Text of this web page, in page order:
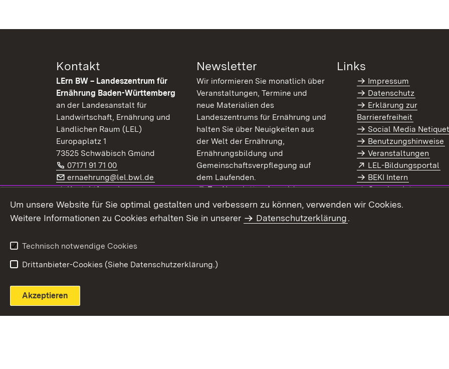
Kontakt
LErn BW – Landeszentrum für
Ernährung Baden-Württemberg
an der Landesanstalt für
Landwirtschaft, Ernährung und
Ländlichen Raum (LEL)
Europaplatz 1
73525 Schwäbisch Gmünd
Telefon:
07171 91 71 00 (Öffnet in neuem Fenster)
E-Mail:
ernaehrung@lel.bwl.de (Öffnet in neuem Fenster)
Kontaktformular
Extern:
LinkedIn (Öffnet in neuem Fenster)
Newsletter
Wir informieren Sie monatlich über
Veranstaltungen, Termine und
neue Materialien des
Landeszentrums für Ernährung und
halten Sie über Neuigkeiten aus
der Welt der Ernährung,
Ernährungsbildung und
Gemeinschaftsverpflegung auf
dem Laufenden.
Extern:
Zur Newsletter-Anmeldung(Öffnet in neuem Fenster)
Newsletter-Archiv
Links
Impressum
Datenschutz
Erklärung zur
Barrierefreiheit
Social Media
Benutzungshinweise
Veranstaltungen
Extern:
LEL-Bildungsportal
BEKI Intern
Coaches Intern
Intranet
Um unsere Website für Sie optimal gestalten und verbessern zu können, verwenden wir Cookies.
Weitere Informationen zu Cookies erhalten Sie in unserer
Datenschutzerklärung.
Technisch notwendige Cookies
Drittanbieter-Cookies (Siehe Datenschutzerklärung.)
Akzeptieren